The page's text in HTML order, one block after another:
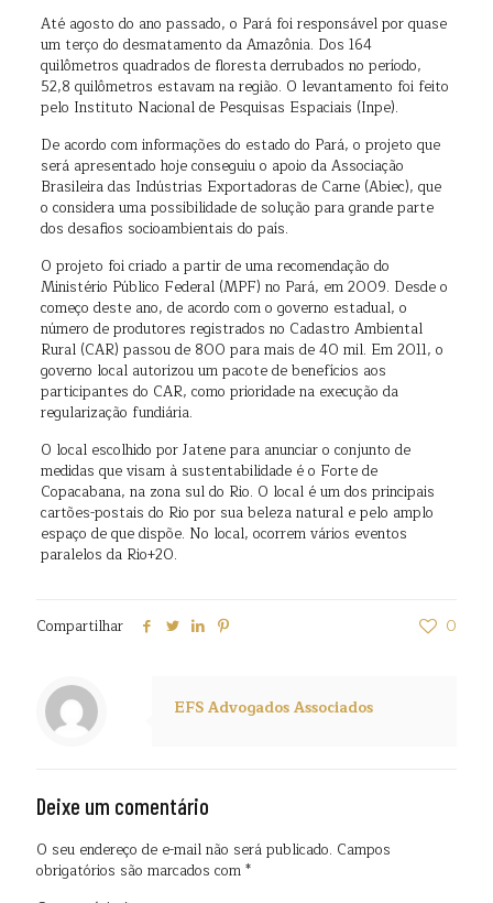
Até agosto do ano passado, o Pará foi responsável por quase
um terço do desmatamento da Amazônia. Dos 164
quilômetros quadrados de floresta derrubados no período,
52,8 quilômetros estavam na região. O levantamento foi feito
pelo Instituto Nacional de Pesquisas Espaciais (Inpe).
De acordo com informações do estado do Pará, o projeto que
será apresentado hoje conseguiu o apoio da Associação
Brasileira das Indústrias Exportadoras de Carne (Abiec), que
o considera uma possibilidade de solução para grande parte
dos desafios socioambientais do país.
O projeto foi criado a partir de uma recomendação do
Ministério Público Federal (MPF) no Pará, em 2009. Desde o
começo deste ano, de acordo com o governo estadual, o
número de produtores registrados no Cadastro Ambiental
Rural (CAR) passou de 800 para mais de 40 mil. Em 2011, o
governo local autorizou um pacote de benefícios aos
participantes do CAR, como prioridade na execução da
regularização fundiária.
O local escolhido por Jatene para anunciar o conjunto de
medidas que visam à sustentabilidade é o Forte de
Copacabana, na zona sul do Rio. O local é um dos principais
cartões-postais do Rio por sua beleza natural e pelo amplo
espaço de que dispõe. No local, ocorrem vários eventos
paralelos da Rio+20.
Compartilhar 0
EFS Advogados Associados
Deixe um comentário
O seu endereço de e-mail não será publicado. Campos
obrigatórios são marcados com*